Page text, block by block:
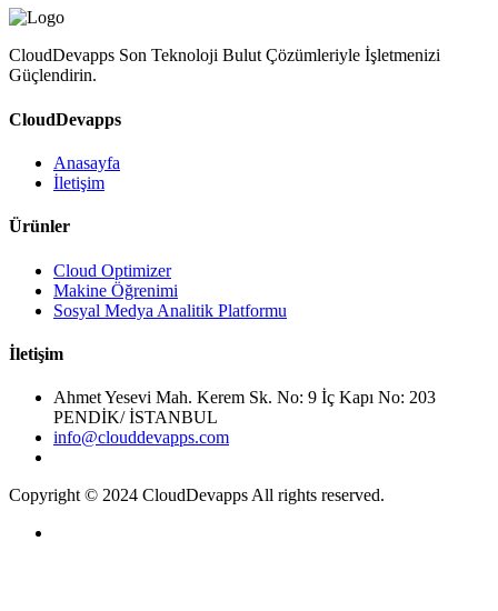
CloudDevapps Son Teknoloji Bulut Çözümleriyle İşletmenizi
Güçlendirin.
CloudDevapps
Anasayfa
İletişim
Ürünler
Cloud Optimizer
Makine Öğrenimi
Sosyal Medya Analitik Platformu
İletişim
Ahmet Yesevi Mah. Kerem Sk. No: 9 İç Kapı No: 203
PENDİK/ İSTANBUL
info@clouddevapps.com
Copyright © 2024 CloudDevapps All rights reserved.